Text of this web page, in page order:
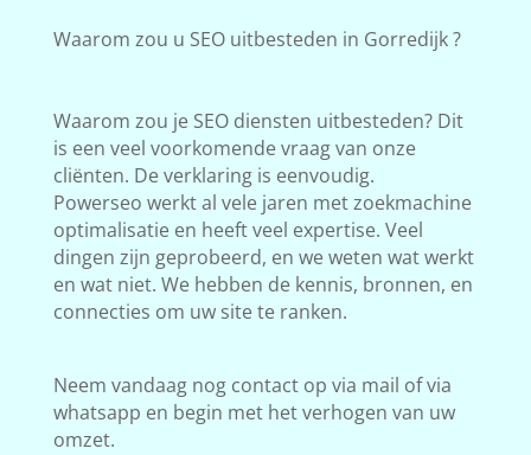
Waarom zou u SEO uitbesteden in Gorredijk ?
Waarom zou je SEO diensten uitbesteden? Dit
is een veel voorkomende vraag van onze
cliënten. De verklaring is eenvoudig.
Powerseo werkt al vele jaren met zoekmachine
optimalisatie en heeft veel expertise. Veel
dingen zijn geprobeerd, en we weten wat werkt
en wat niet. We hebben de kennis, bronnen, en
connecties om uw site te ranken.
Neem vandaag nog contact op via mail of via
whatsapp en begin met het verhogen van uw
omzet.